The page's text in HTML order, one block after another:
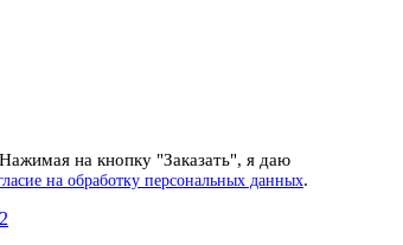
Нажимая на кнопку "Заказать", я даю
на обработку персональных данных.